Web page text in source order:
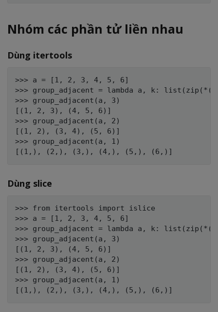
Nhóm các phần tử liền nhau
Dùng itertools
>>> a = [1, 2, 3, 4, 5, 6]
>>> group_adjacent = lambda a, k:
>>> group_adjacent(a, 3)
[(1, 2, 3), (4, 5, 6)]
>>> group_adjacent(a, 2)
[(1, 2), (3, 4), (5, 6)]
>>> group_adjacent(a, 1)
Dùng slice
>>> from itertools import islice
>>> a = [1, 2, 3, 4, 5, 6]
>>> group_adjacent = lambda a, k:
>>> group_adjacent(a, 3)
[(1, 2, 3), (4, 5, 6)]
>>> group_adjacent(a, 2)
[(1, 2), (3, 4), (5, 6)]
>>> group_adjacent(a, 1)